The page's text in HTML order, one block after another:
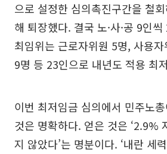
으로 설정한 심의촉진구간을 철
해 퇴장했다. 결국 노·사·공 9인
최임위는 근로자위원 5명, 사용
9명 등 23인으로 내년도 적용 최
이번 최저임금 심의에서 민주노
것은 명확하다. 얻은 것은 ‘2.9%
지 않았다’는 명분이다. ‘내란 세